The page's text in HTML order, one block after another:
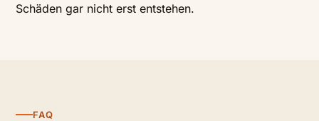
Schäden gar nicht erst entstehen.
FAQ